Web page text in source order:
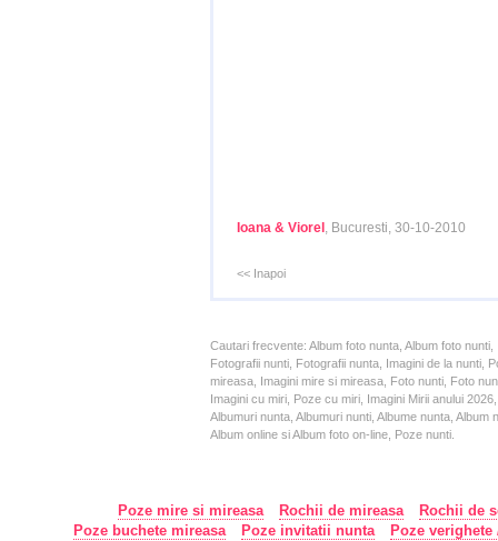
Ioana & Viorel , Bucuresti, 30-10-2010
<< Inapoi
Cautari frecvente: Album foto nunta, Album foto
Fotografii nunti, Fotografii nunta, Imagini de la nunti,
mireasa, Imagini mire si mireasa, Foto nunti, Foto
Imagini cu miri, Poze cu miri, Imagini Mirii anului
Albumuri nunta, Albumuri nunti, Albume nunta,
Album online si Album foto on-line, Poze nunti.
Poze mire si mireasa Rochii de mireasa
Rochii de
Poze buchete mireasa
Poze invitatii nunta
Poze